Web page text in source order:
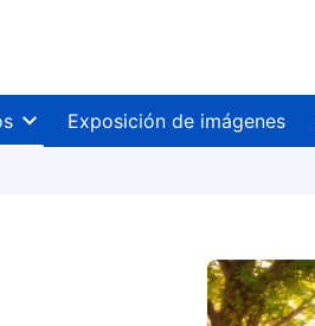
Exposición de imágenes